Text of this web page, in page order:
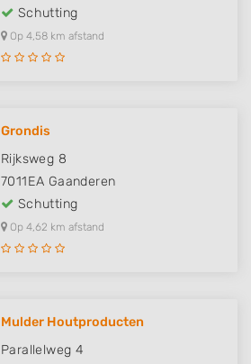
Schutting
Op 4,58 km afstand
Grondis
Rijksweg 8
7011EA Gaanderen
Schutting
Op 4,62 km afstand
Mulder Houtproducten
Parallelweg 4